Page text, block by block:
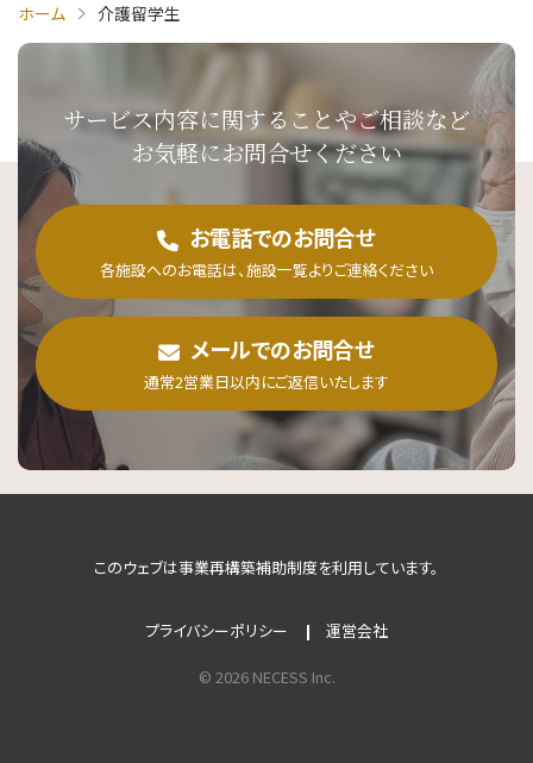
ホーム 介護留学生
サービス内容に関することやご相談など
お気軽にお問合せください
お電話でのお問合せ
各施設へのお電話は、施設一覧よりご連絡ください
メールでのお問合せ
通常2営業日以内にご返信いたします
このウェブは事業再構築補助制度を利用しています。
プライバシーポリシー 運営会社
© 2026 NECESS Inc.